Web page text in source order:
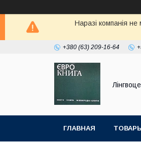
Наразі компанія
+380 (63) 209-16-64
ГЛАВНАЯ